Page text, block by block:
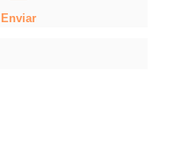
Enviar